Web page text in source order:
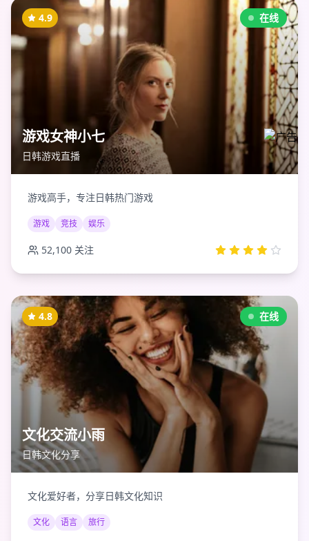
在线
4.9
游戏女神小七
日韩游戏直播
游戏高手，专注日韩热门游戏
游戏 竞技 娱乐
52,100 关注
在线
4.8
文化交流小雨
日韩文化分享
文化爱好者，分享日韩文化知识
文化 语言 旅行